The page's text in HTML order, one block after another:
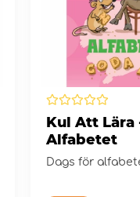
Kul Att Lära
Alfabetet
Dags för